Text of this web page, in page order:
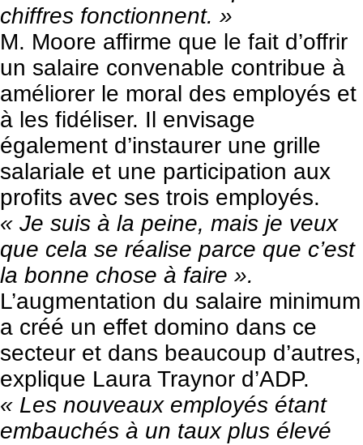
chiffres fonctionnent. »
M. Moore affirme que le fait d’offrir
un salaire convenable contribue à
améliorer le moral des employés et
à les fidéliser. Il envisage
également d’instaurer une grille
salariale et une participation aux
profits avec ses trois employés.
« Je suis à la peine, mais je veux
que cela se réalise parce que c’est
la bonne chose à faire ».
L’augmentation du salaire minimum
a créé un effet domino dans ce
secteur et dans beaucoup d’autres,
explique Laura Traynor d’ADP.
« Les nouveaux employés étant
embauchés à un taux plus élevé